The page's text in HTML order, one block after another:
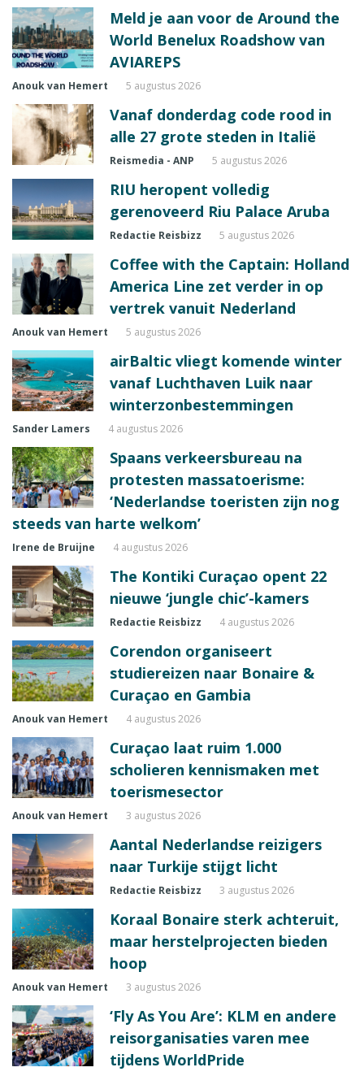
Meld je aan voor de Around the
World Benelux Roadshow van
AVIAREPS
Anouk van Hemert 5 augustus 2026
Vanaf donderdag code rood in
alle 27 grote steden in Italië
Reismedia - ANP 5 augustus 2026
RIU heropent volledig
gerenoveerd Riu Palace Aruba
Redactie Reisbizz 5 augustus 2026
Coffee with the Captain: Holland
America Line zet verder in op
vertrek vanuit Nederland
Anouk van Hemert 5 augustus 2026
airBaltic vliegt komende winter
vanaf Luchthaven Luik naar
winterzonbestemmingen
Sander Lamers 4 augustus 2026
Spaans verkeersbureau na
protesten massatoerisme:
‘Nederlandse toeristen zijn nog
steeds van harte welkom’
Irene de Bruijne 4 augustus 2026
The Kontiki Curaçao opent 22
nieuwe ‘jungle chic’-kamers
Redactie Reisbizz 4 augustus 2026
Corendon organiseert
studiereizen naar Bonaire &
Curaçao en Gambia
Anouk van Hemert 4 augustus 2026
Curaçao laat ruim 1.000
scholieren kennismaken met
toerismesector
Anouk van Hemert 3 augustus 2026
Aantal Nederlandse reizigers
naar Turkije stijgt licht
Redactie Reisbizz 3 augustus 2026
Koraal Bonaire sterk achteruit,
maar herstelprojecten bieden
hoop
Anouk van Hemert 3 augustus 2026
‘Fly As You Are’: KLM en andere
reisorganisaties varen mee
tijdens WorldPride